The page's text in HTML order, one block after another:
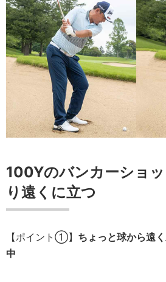
100Yのバンカーショ
り遠くに立つ
【ポイント①】 ちょっと球から遠
中